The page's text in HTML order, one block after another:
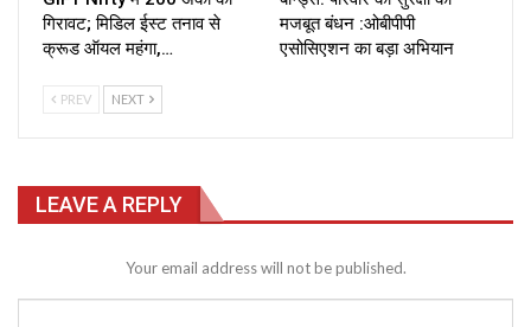
गिरावट; मिडिल ईस्ट तनाव से
क्रूड ऑयल महंगा,…
मजबूत बंधन :ओबीपीपी
एसोसिएशन का बड़ा अभियान
PREV NEXT
LEAVE A REPLY
Your email address will not be published.